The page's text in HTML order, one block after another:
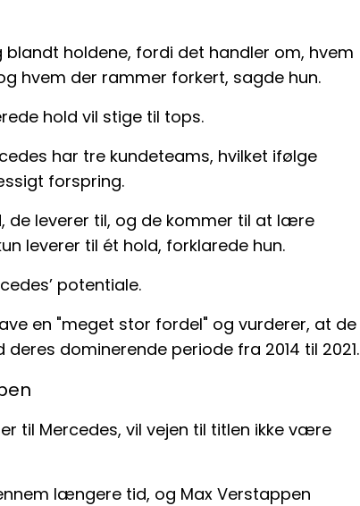
holdene, fordi det handler om, hvem
hvem der rammer forkert, sagde hun.
hold vil stige til tops.
har tre kundeteams, hvilket ifølge
forspring.
de leverer til, og de kommer til at lære
leverer til ét hold, forklarede hun.
potentiale.
en "meget stor fordel" og vurderer, at de
dominerende periode fra 2014 til 2021.
til Mercedes, vil vejen til titlen ikke være
længere tid, og Max Verstappen